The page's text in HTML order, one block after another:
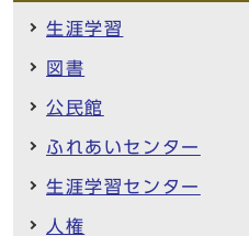
生涯学習
図書
公民館
ふれあいセンター
生涯学習センター
人権